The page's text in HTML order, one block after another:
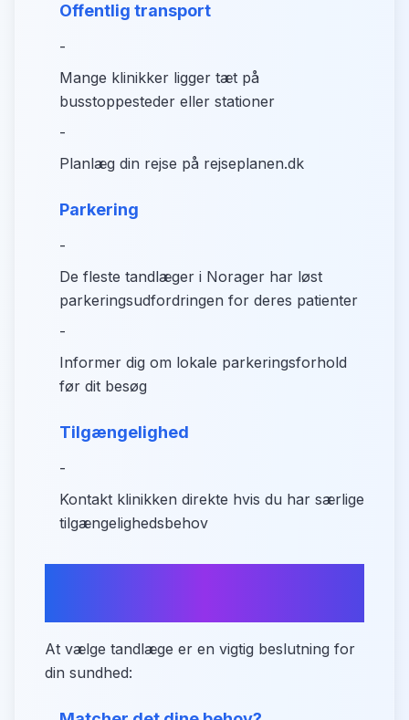
Offentlig transport
-
Mange klinikker ligger tæt på
busstoppesteder eller stationer
-
Planlæg din rejse på rejseplanen.dk
Parkering
-
De fleste tandlæger i Norager har løst
parkeringsudfordringen for deres patienter
-
Informer dig om lokale parkeringsforhold
før dit besøg
Tilgængelighed
-
Kontakt klinikken direkte hvis du har særlige
tilgængelighedsbehov
At vælge tandlæge er en vigtig beslutning for
din sundhed: